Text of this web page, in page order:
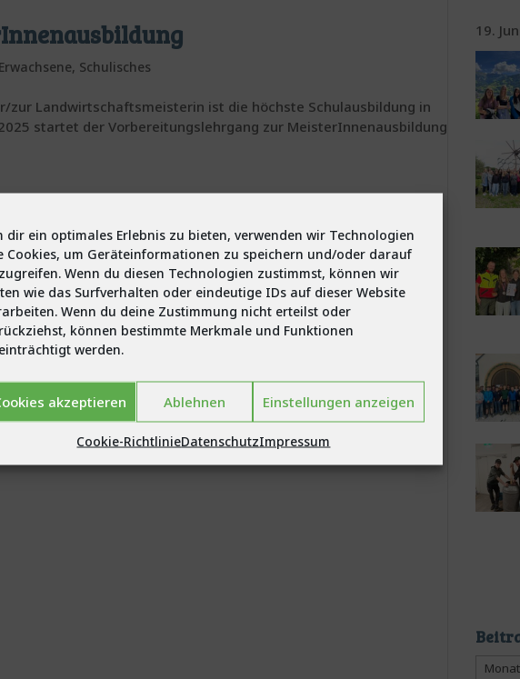
dir ein optimales Erlebnis zu bieten, verwenden wir Technologien
Cookies, um Geräteinformationen zu speichern und/oder darauf
Wenn du diesen Technologien zustimmst, können wir
wie das Surfverhalten oder eindeutige IDs auf dieser Website
Wenn du deine Zustimmung nicht erteilst oder
können bestimmte Merkmale und Funktionen
werden.
akzeptieren Ablehnen Einstellungen anzeigen
Cookie-RichtlinieDatenschutzImpressum
, Schulisches
zur Landwirtschaftsmeisterin ist die höchste Schulausbildung in
startet der Vorbereitungslehrgang zur MeisterInnenausbildung
19.